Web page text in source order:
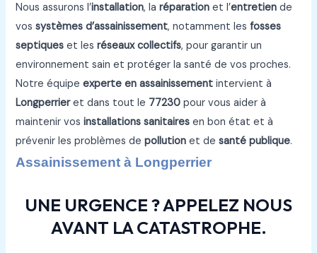
Nous assurons l’installation, laréparation et l’entretien de
vossystèmes d’assainissement, notamment lesfosses
septiques et lesréseaux collectifs, pour garantir un
environnement sain et protéger la santé de vos proches.
Notre équipeexperte en assainissement intervient à
Longperrieret dans tout le 77230 pour vous aider à
maintenir vosinstallations sanitaires en bon état et à
prévenir les problèmes depollution et desanté publique.
Assainissement à Longperrier
UNE URGENCE ? APPELEZ NOUS
AVANT LA CATASTROPHE.